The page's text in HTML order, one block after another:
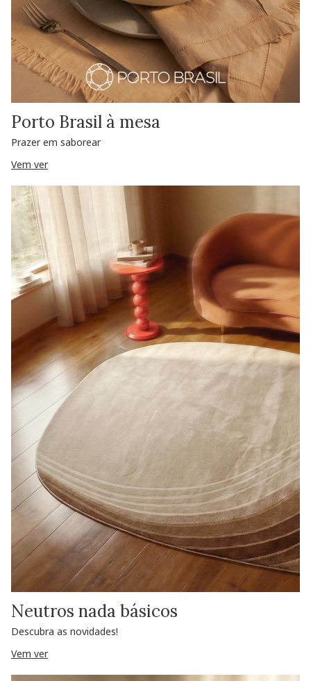
Porto Brasil à mesa
Prazer em saborear
Vem ver
Neutros nada básicos
Descubra as novidades!
Vem ver